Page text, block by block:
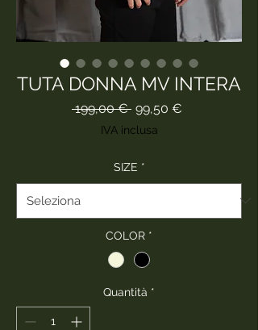
TUTA DONNA MV INTERA
199,00 € Prezzo
regolare
99,50 €
IVA inclusa
SIZE *
COLOR *
Quantità *